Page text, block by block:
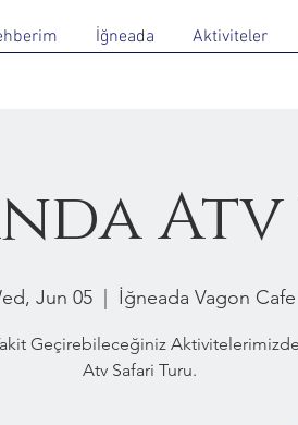
İğneada Aktiviteler
Jun 05
  |
İğneada Vagon Cafe
Geçirebileceğiniz
Atv Safari Turu.